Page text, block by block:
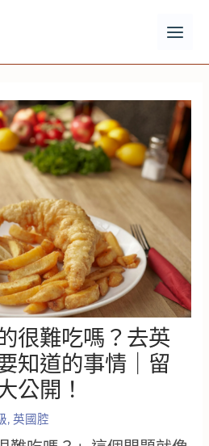
很難吃嗎？去英
知道的事情｜留
公開！
,英國腔